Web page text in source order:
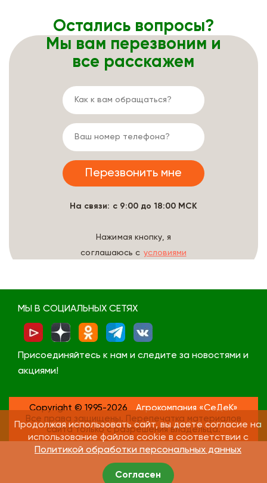
Остались вопросы?
Мы вам перезвоним и
все расскажем
На связи: с 9:00 до 18:00 МСК
Нажимая кнопку, я
соглашаюсь с условиями
МЫ В СОЦИАЛЬНЫХ СЕТЯХ
Присоединяйтесь к нам и следите за новостями и
акциями!
Copyright © 1995-2026
Агрокомпания «СеДеК»
Все права защищены. Перепечатка материалов
сайта только с разрешения владельца.
Продолжая использовать сайт, вы даете согласие на
использование файлов cookie в соответствии с
Политикой обработки персональных данных
Согласен